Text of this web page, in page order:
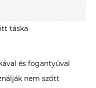
táska
és fogantyúval
nem szőtt